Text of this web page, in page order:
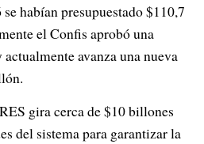
habían presupuestado $110,7
el Confis aprobó una
avanza una nueva
gira cerca de $10 billones
del sistema para garantizar la